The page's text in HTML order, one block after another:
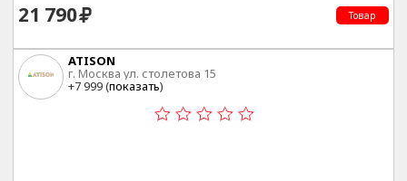
21 790 Товар
ATISON
г. Москва ул. столетова 15
+7 999 (показать)